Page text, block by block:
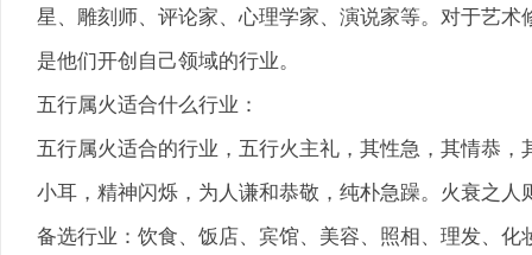
星、雕刻师、评论家、心理学家、演说家等。对于艺
是他们开创自己领域的行业。
五行属火适合什么行业：
五行属火适合的行业，五行火主礼，其性急，其情恭
小耳，精神闪烁，为人谦和恭敬，纯朴急躁。火衰之
备选行业：饮食、饭店、宾馆、美容、照相、理发、